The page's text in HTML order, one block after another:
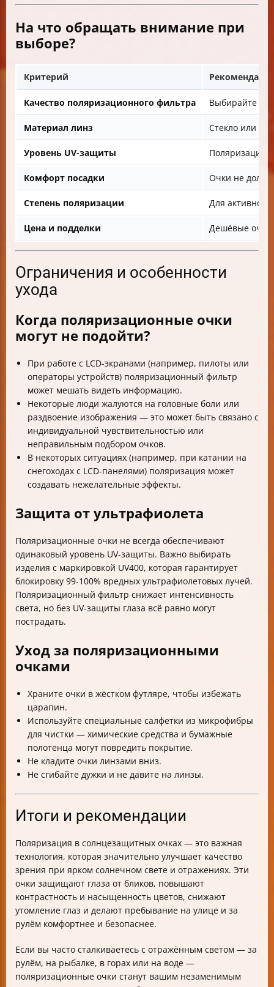
На что обращать внимание при
выборе?
Критерий
Качество поляризационного фильтра Выбирайте
Материал линз Стекло или
Уровень UV-защиты Поляризация
Комфорт посадки Очки не
Степень поляризации Для
Цена и подделки Дешёвые очки
Ограничения и особенности
ухода
Когда поляризационные очки
могут не подойти?
При работе с LCD-экранами (например, пилоты или
операторы устройств) поляризационный фильтр
может мешать видеть информацию.
Некоторые люди жалуются на головные боли или
раздвоение изображения — это может быть связано с
индивидуальной чувствительностью или
неправильным подбором очков.
В некоторых ситуациях (например, при катании на
снегоходах с LCD-панелями) поляризация может
создавать нежелательные эффекты.
Защита от ультрафиолета
Поляризационные очки не всегда обеспечивают
одинаковый уровень UV-защиты. Важно выбирать
изделия с маркировкой UV400, которая гарантирует
блокировку 99-100% вредных ультрафиолетовых лучей.
Поляризационный фильтр снижает интенсивность
света, но без UV-защиты глаза всё равно могут
пострадать.
Уход за поляризационными
очками
Храните очки в жёстком футляре, чтобы избежать
царапин.
Используйте специальные салфетки из микрофибры
для чистки — химические средства и бумажные
полотенца могут повредить покрытие.
Не кладите очки линзами вниз.
Не сгибайте дужки и не давите на линзы.
Итоги и рекомендации
Поляризация в солнцезащитных очках — это важная
технология, которая значительно улучшает качество
зрения при ярком солнечном свете и отражениях. Эти
очки защищают глаза от бликов, повышают
контрастность и насыщенность цветов, снижают
утомление глаз и делают пребывание на улице и за
рулём комфортнее и безопаснее.
Если вы часто сталкиваетесь с отражённым светом — за
рулём, на рыбалке, в горах или на воде —
поляризационные очки станут вашим незаменимым